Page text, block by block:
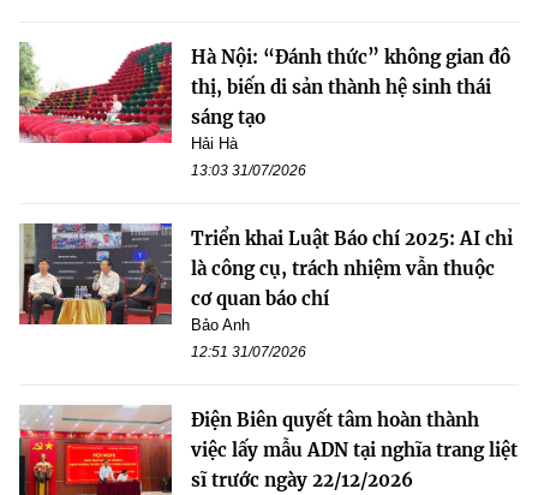
Hà Nội: “Đánh thức” không gian đô
thị, biến di sản thành hệ sinh thái
sáng tạo
Hải Hà
13:03 31/07/2026
Triển khai Luật Báo chí 2025: AI chỉ
là công cụ, trách nhiệm vẫn thuộc
cơ quan báo chí
Bảo Anh
12:51 31/07/2026
Điện Biên quyết tâm hoàn thành
việc lấy mẫu ADN tại nghĩa trang liệt
sĩ trước ngày 22/12/2026